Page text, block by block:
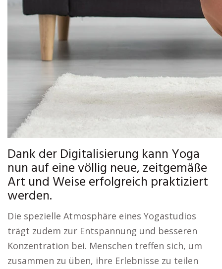
Dank der Digitalisierung kann Yoga
nun auf eine völlig neue, zeitgemäße
Art und Weise erfolgreich praktiziert
werden.
Die spezielle Atmosphäre eines Yogastudios
trägt zudem zur Entspannung und besseren
Konzentration bei. Menschen treffen sich, um
zusammen zu üben, ihre Erlebnisse zu teilen